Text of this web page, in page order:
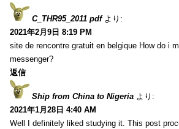
C_THR95_2011 pdf より:
2021年2月9日 8:19 PM
site de rencontre gratuit en belgique How do i
messenger?
返信
Ship from China to Nigeria より:
2021年1月28日 4:40 AM
Well I definitely liked studying it. This post